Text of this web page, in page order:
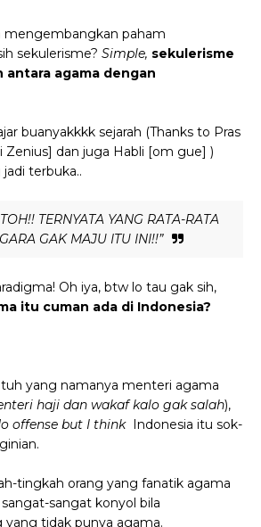
mengembangkan paham
sekulerisme? Simple, sekulerisme
antara agama dengan
buanyakkkk sejarah (Thanks to Pras
Zenius] dan juga Habli [om gue] )
terbuka..
TERNYATA YANG RATA-RATA
GAK MAJU ITU INI!!”
Oh iya, btw lo tau gak sih,
itu cuman ada di Indonesia?
tuh yang namanya menteri agama
haji dan wakaf kalo gak salah),
offense but I think
Indonesia itu sok-
tingkah orang yang fanatik agama
sangat konyol bila
yang tidak punya agama.